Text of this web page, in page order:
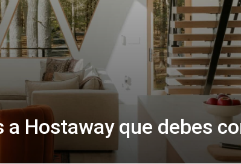
Hostaway que debes